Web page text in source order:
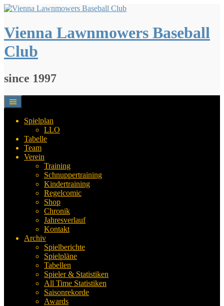
Springe
Inhalt
Vienna Lawnmowers Baseball
Club
since 1997
Spielplan
LLO
Tabelle
Team
Verein
Training
Schnuppertraining
Kindertraining
Regelcomic
Shop
Chronik
Jahresverlauf
Kontakt
Archiv
Spielberichte
Spielpläne
Tabellen
Spieler & Statistiken
All Time Statistiken
Saisonrekorde
Awards